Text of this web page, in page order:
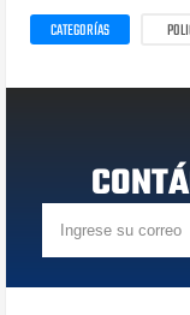
CATEGORÍAS